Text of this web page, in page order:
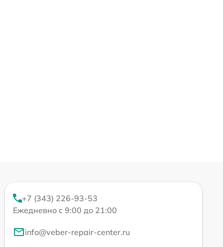
+7 (343) 226-93-53
Ежедневно с 9:00 до 21:00
info@veber-repair-center.ru